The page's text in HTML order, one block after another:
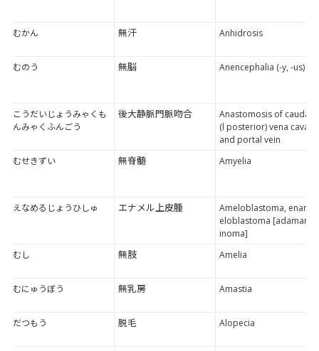
むかん 無汗 Anhidrosis
むのう 無脳 Anencephalia (-y, -us)
こうだいじょうみゃくも
んみゃくふんごう
後大静脈門脈吻合
Anastomosis of cauda
(l posterior) vena cava
and portal vein
むせきずい
無脊髄 Amyelia
えなめるじょうひしゅ エナメル上皮腫
Ameloblastoma, enam
eloblastoma [adamant
inoma]
むし
無肢 Amelia
むにゅうぼう 無乳房 Amastia
だつもう 脱毛 Alopecia